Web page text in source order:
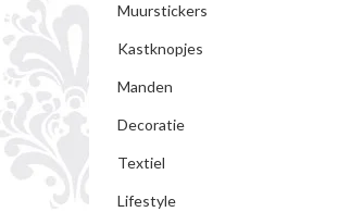
Muurstickers
Kastknopjes
Manden
Decoratie
Textiel
Lifestyle